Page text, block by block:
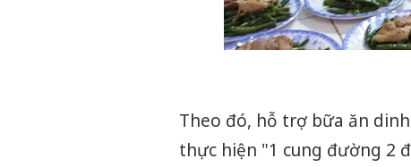
Theo đó, hỗ trợ bữa ăn
thực hiện "1 cung đường 2